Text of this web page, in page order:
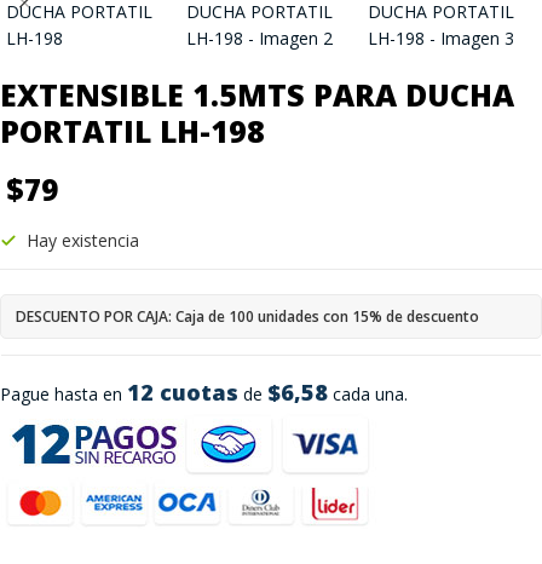
EXTENSIBLE 1.5MTS PARA DUCHA
PORTATIL LH-198
$79
Pague hasta en 12 cuotas de $6,58 cada una.
Hay existencia
DESCUENTO POR CAJA: Caja de 100 unidades con 15% de descuento